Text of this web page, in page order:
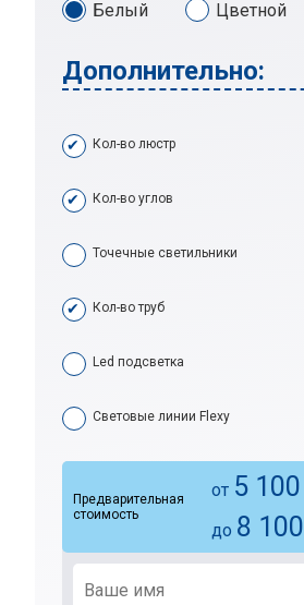
Белый Цветной
Дополнительно:
Кол-во люстр
Кол-во углов
Точечные светильники
Кол-во труб
Led подсветка
Световые линии Flexy
Предварительная
стоимость
от 5 100
до 8 100